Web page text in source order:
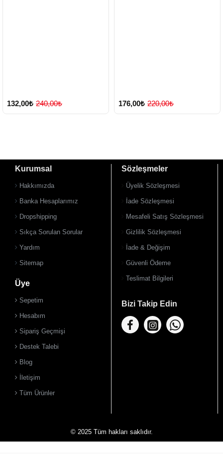
132,00₺ 240,00₺ 176,00₺ 220,00₺
Kurumsal
Hakkımızda
Banka Hesaplarımız
Dropshipping
Sıkça Sorulan Sorular
Yardım
Sitemap
Üye
Sepetim
Hesabım
Sipariş Geçmişi
Destek Talebi
Blog
İletişim
Tüm Ürünler
Sözleşmeler
Üyelik Sözleşmesi
İade Sözleşmesi
Mesafeli Satış Sözleşmesi
Gizlilik Sözleşmesi
İade & Değişim
Güvenli Ödeme
Teslimat Bilgileri
Bizi Takip Edin
© 2025 Tüm hakları saklıdır.